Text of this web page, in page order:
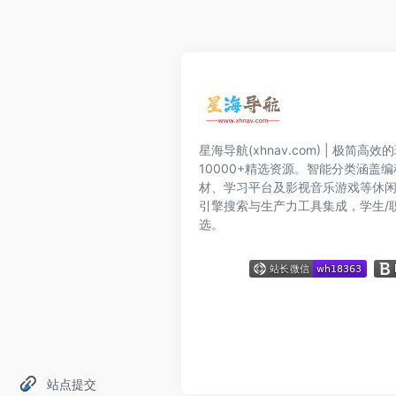
站点提交
星海导航(xhnav.com) | 极简高效
10000+精选资源。智能分类涵盖
材、学习平台及影视音乐游戏等休
引擎搜索与生产力工具集成，学生/
选。